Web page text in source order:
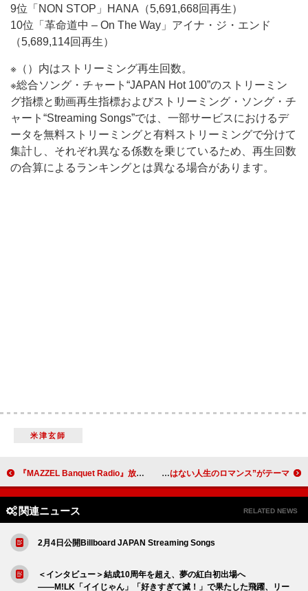
9位「NON STOP」HANA（5,691,668回再生）
10位「革命道中 – On The Way」アイナ・ジ・エンド
（5,689,114回再生）
※（）内はストリーミング再生回数。
※総合ソング・チャート“JAPAN Hot 100”のストリーミン
グ指標と動画再生指標およびストリーミング・ソング・チ
ャート“Streaming Songs”では、一部サービスにおけるデ
ータを無料ストリーミングと有料ストリーミングで分けて
集計し、それぞれ異なる係数を乗じているため、再生回数
の合算によるランキングとは異なる場合があります。
米津玄師
『MAZZEL Banquet Radio』放送決定、空気イスをしながらクイズに挑戦する体を張った企画も メトリック、新曲「Victim Of Luck」MV解禁 ニューALは“完璧ではない人生のロマンス”がテーマ
関連ニュース RELATED NEWS
2月4日公開Billboard JAPAN Streaming Songs
＜インタビュー＞結成10周年を超え、夢の紅白初出場へ
――M!LK「イイじゃん」「好きすぎて滅！」で果たした飛躍、リー